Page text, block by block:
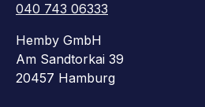
040 743 06333
Hemby GmbH
Am Sandtorkai 39
20457 Hamburg